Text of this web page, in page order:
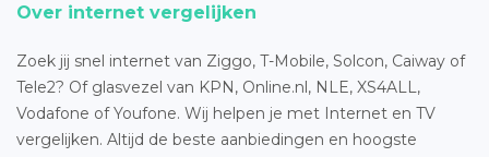
Over internet vergelijken
Zoek jij snel internet van Ziggo, T-Mobile, Solcon, Caiway of
Tele2? Of glasvezel van KPN, Online.nl, NLE, XS4ALL,
Vodafone of Youfone. Wij helpen je met Internet en TV
vergelijken. Altijd de beste aanbiedingen en hoogste